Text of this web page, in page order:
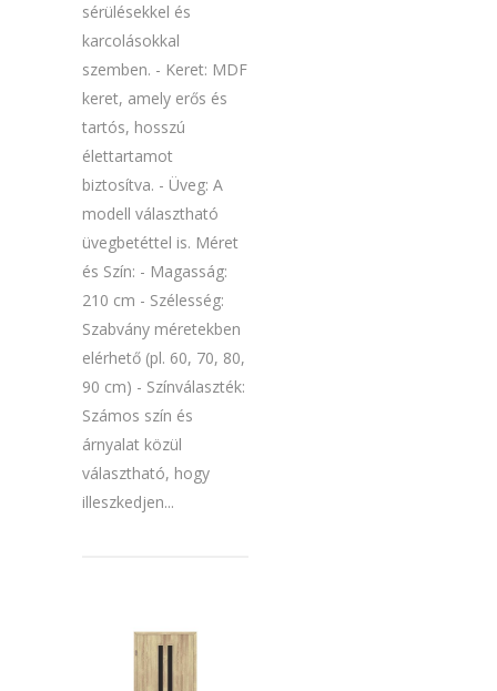
sérülésekkel és
karcolásokkal
szemben. - Keret: MDF
keret, amely erős és
tartós, hosszú
élettartamot
biztosítva. - Üveg: A
modell választható
üvegbetéttel is. Méret
és Szín: - Magasság:
210 cm - Szélesség:
Szabvány méretekben
elérhető (pl. 60, 70, 80,
90 cm) - Színválaszték:
Számos szín és
árnyalat közül
választható, hogy
illeszkedjen...